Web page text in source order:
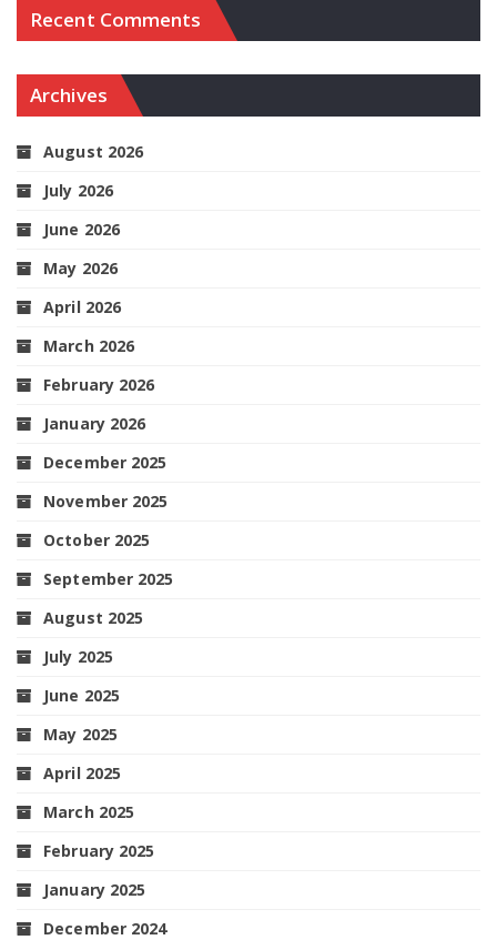
Recent Comments
Archives
August 2026
July 2026
June 2026
May 2026
April 2026
March 2026
February 2026
January 2026
December 2025
November 2025
October 2025
September 2025
August 2025
July 2025
June 2025
May 2025
April 2025
March 2025
February 2025
January 2025
December 2024